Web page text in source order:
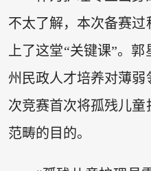
不太了解，本次备赛
上了这堂“关键课”。
州民政人才培养对薄
次竞赛首次将孤残儿
范畴的目的。